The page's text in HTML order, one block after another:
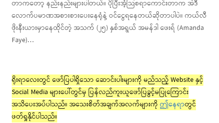
တာကတော့ နည်းနည်းများပါတယ်။ ပိုပြီးအံ့သြစရာကောင်းတာက အဲဒီ
လောက်ပမာဏအစားစားပေးနေရုံနဲ့ ဝင်ငွေရနေတယ်ဆိုတာပါပဲ။ ကယ်လီ
ဖိုးနီးယားမှာနေထိုင်တဲ့ အသက် (၂၅) နှစ်အရွယ် အမန်ဒါ ဖေးရ် (Amanda
Faye)…
ရိုးရာလေးတွင် ဖော်ပြပါရှိသော ဆောင်းပါးများကို မည်သည့် Website နှင့်
Social Media များပေါ်တွင်မှ ပြန်လည်ကူးယူဖော်ပြခွင့်မပြုကြောင်း
အသိပေးအပ်ပါသည်။ အသေးစိတ်အချက်အလက်များကို ဤနေရာတွင်
ဖတ်ရှုနိုင်ပါသည်။